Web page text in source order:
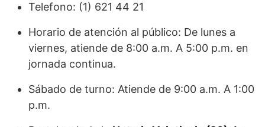
Telefono: (1) 621 44 21
Horario de atención al público: De lunes a
viernes, atiende de 8:00 a.m. A 5:00 p.m. en
jornada continua.
Sábado de turno: Atiende de 9:00 a.m. A 1:00
p.m.